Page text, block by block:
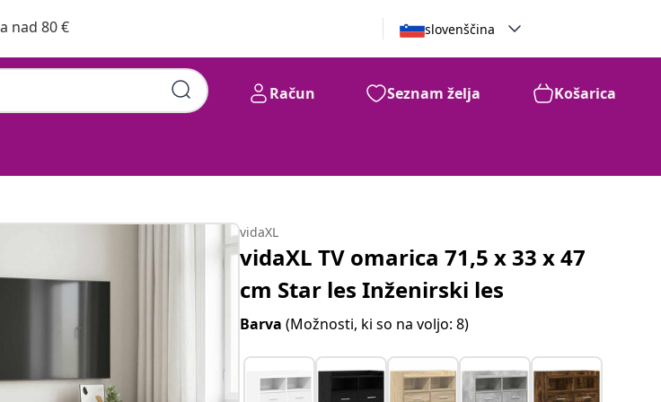
nad 80 € slovenščina
Račun Seznam želja Košarica
vidaXL
vidaXL TV omarica 71,5 x 33 x 47
cm Star les Inženirski les
Barva(Možnosti, ki so na voljo: 8)